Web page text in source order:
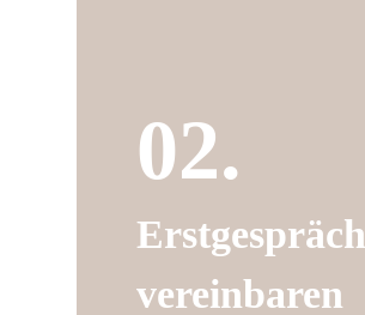
02.
Erstgespräch
vereinbaren